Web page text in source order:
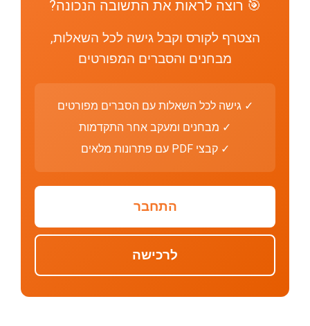
🎯 רוצה לראות את התשובה הנכונה?
הצטרף לקורס וקבל גישה לכל השאלות,
מבחנים והסברים המפורטים
✓ גישה לכל השאלות עם הסברים מפורטים
✓ מבחנים ומעקב אחר התקדמות
✓ קבצי PDF עם פתרונות מלאים
התחבר
לרכישה